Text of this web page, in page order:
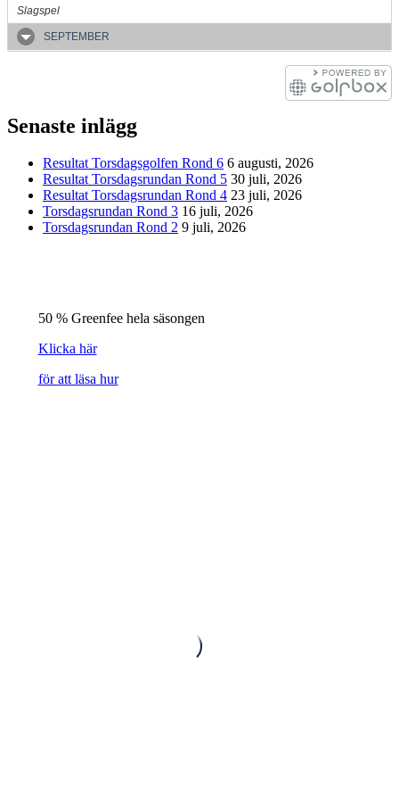
Slagspel
SEPTEMBER
Senaste inlägg
Resultat Torsdagsgolfen Rond 6 6 augusti, 2026
Resultat Torsdagsrundan Rond 5 30 juli, 2026
Resultat Torsdagsrundan Rond 4 23 juli, 2026
Torsdagsrundan Rond 3 16 juli, 2026
Torsdagsrundan Rond 2 9 juli, 2026
50 % Greenfee hela säsongen
Klicka här
för att läsa hur